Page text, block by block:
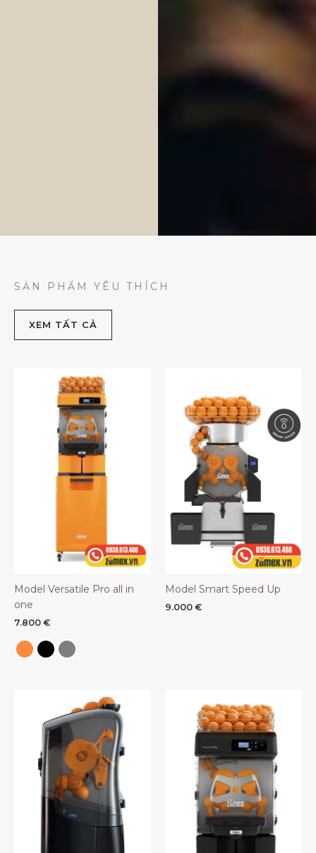
SẢN PHẨM YÊU THÍCH
XEM TẤT CẢ
Model Versatile Pro all in
one
7.800 €
Model Smart Speed Up
9.000 €